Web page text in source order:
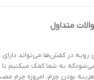
متداول
رویه در کفش‌ها می‌تواند
به شما کمک میکنیم
بودن چرم، امروزه چرم